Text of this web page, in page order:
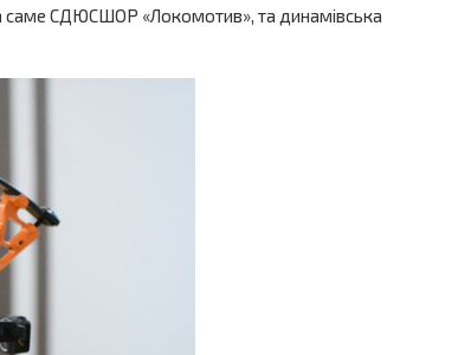
саме СДЮСШОР «Локомотив», та динамівська